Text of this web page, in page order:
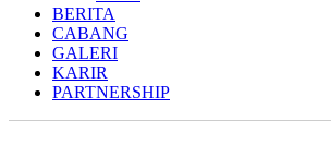
BERITA
CABANG
GALERI
KARIR
PARTNERSHIP